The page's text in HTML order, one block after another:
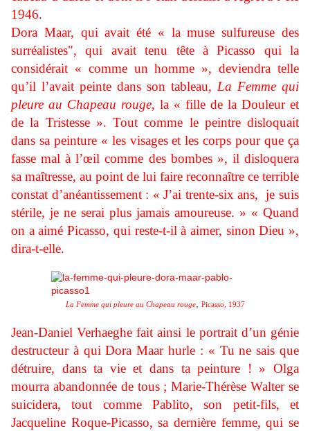
1946.
Dora Maar, qui avait été « la muse sulfureuse des
surréalistes", qui avait tenu tête à Picasso qui la
considérait « comme un homme », deviendra telle
qu’il l’avait peinte dans son tableau, La Femme qui
pleure au Chapeau rouge, la « fille de la Douleur et
de la Tristesse ». Tout comme le peintre disloquait
dans sa peinture « les visages et les corps pour que ça
fasse mal à l’œil comme des bombes », il disloquera
sa maîtresse, au point de lui faire reconnaître ce terrible
constat d’anéantissement : « J’ai trente-six ans, je suis
stérile, je ne serai plus jamais amoureuse. » « Quand
on a aimé Picasso, qui reste-t-il à aimer, sinon Dieu »,
dira-t-elle.
La Femme qui pleure au Chapeau rouge, Picasso, 1937
Jean-Daniel Verhaeghe fait ainsi le portrait d’un génie
destructeur à qui Dora Maar hurle : « Tu ne sais que
détruire, dans ta vie et dans ta peinture ! » Olga
mourra abandonnée de tous ; Marie-Thérèse Walter se
suicidera, tout comme Pablito, son petit-fils, et
Jacqueline Roque-Picasso, sa dernière femme, qui se